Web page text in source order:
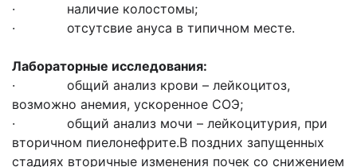
· наличие колостомы;
· отсутсвие ануса в типичном месте.
Лабораторные исследования:
· общий анализ крови – лейкоцитоз,
возможно анемия, ускоренное СОЭ;
· общий анализ мочи – лейкоцитурия, при
вторичном пиелонефрите.В поздних запущенных
стадиях вторичные изменения почек со снижением